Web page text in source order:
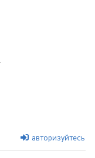
авторизуйтесь